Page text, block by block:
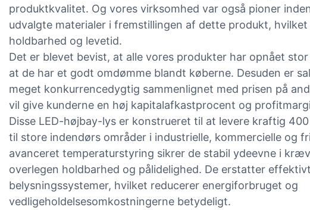
produktkvalitet. Og vores virksomhed var også pioner
udvalgte materialer i fremstillingen af ​​dette produkt,
holdbarhed og levetid.
Det er blevet bevist, at alle vores produkter har opnået
at de har et godt omdømme blandt køberne. Desuden er
meget konkurrencedygtig sammenlignet med prisen på
vil give kunderne en høj kapitalafkastprocent og
Disse LED-højbay-lys er konstrueret til at levere kraftig
til store indendørs områder i industrielle, kommercielle og
avanceret temperaturstyring sikrer de stabil ydeevne i
overlegen holdbarhed og pålidelighed. De erstatter
belysningssystemer, hvilket reducerer energiforbruget og
vedligeholdelsesomkostningerne betydeligt.